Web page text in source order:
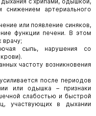
артериального
или появление синяков,
функции печени. В этом
врачу;
сыпь, нарушения со
частоту возникновения
после периодов
или одышка – признаки
слабостью и быстрой
участвующих в дыхании